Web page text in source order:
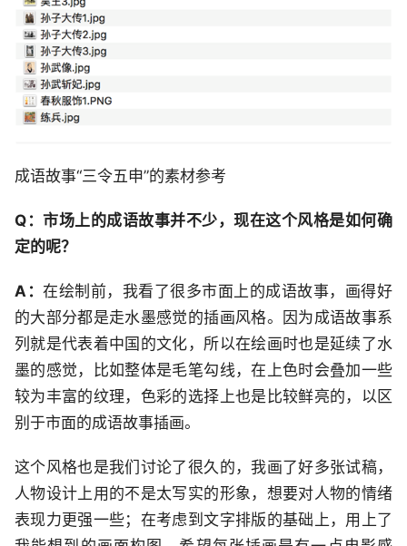
成语故事“三令五申”的素材参考
Q：市场上的成语故事并不少，现在这个风格是如何确
定的呢？
A：在绘制前，我看了很多市面上的成语故事，画得好
的大部分都是走水墨感觉的插画风格。因为成语故事系
列就是代表着中国的文化，所以在绘画时也是延续了水
墨的感觉，比如整体是毛笔勾线，在上色时会叠加一些
较为丰富的纹理，色彩的选择上也是比较鲜亮的，以区
别于市面的成语故事插画。
这个风格也是我们讨论了很久的，我画了好多张试稿，
人物设计上用的不是太写实的形象，想要对人物的情绪
表现力更强一些；在考虑到文字排版的基础上，用上了